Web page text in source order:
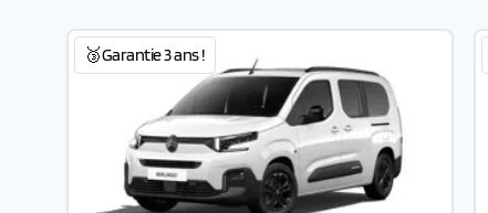
🥉Garantie 3 ans !